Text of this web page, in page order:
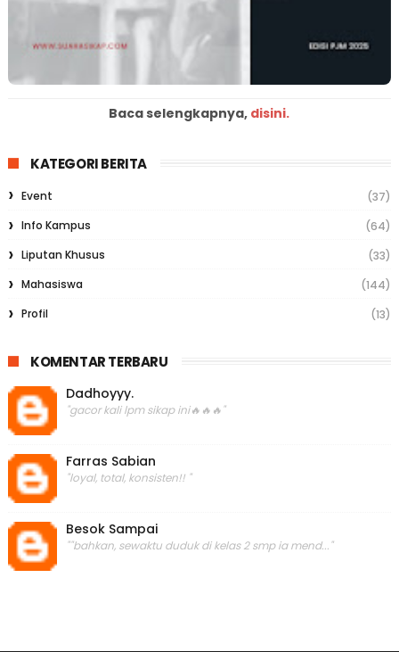
Baca selengkapnya, disini.
KATEGORI BERITA
Event
(37)
Info Kampus
(64)
Liputan Khusus
(33)
Mahasiswa
(144)
Profil
(13)
KOMENTAR TERBARU
Dadhoyyy.
"gacor kali lpm sikap ini🔥🔥🔥"
Farras Sabian
"loyal, total, konsisten!! "
Besok Sampai
""bahkan, sewaktu duduk di kelas 2 smp ia mend..."